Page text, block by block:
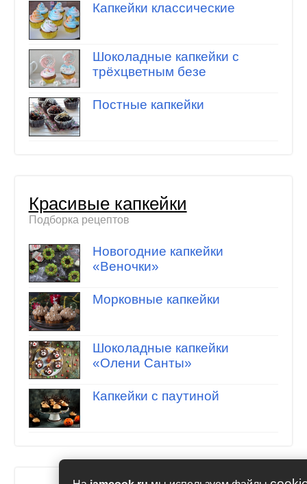
Капкейки классические
Шоколадные капкейки с
трёхцветным безе
Постные капкейки
Красивые капкейки
Подборка рецептов
Новогодние капкейки
«Веночки»
Морковные капкейки
Шоколадные капкейки
«Олени Санты»
Капкейки с паутиной